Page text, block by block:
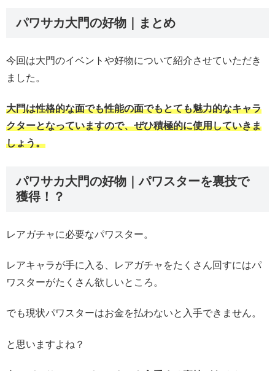
パワサカ大門の好物｜まとめ
今回は大門のイベントや好物について紹介させていただき
ました。
大門は性格的な面でも性能の面でもとても魅力的なキャラ
クターとなっていますので、ぜひ積極的に使用していきま
しょう。
パワサカ大門の好物｜パワスターを裏技で
獲得！？
レアガチャに必要なパワスター。
レアキャラが手に入る、レアガチャをたくさん回すにはパ
ワスターがたくさん欲しいところ。
でも現状パワスターはお金を払わないと入手できません。
と思いますよね？